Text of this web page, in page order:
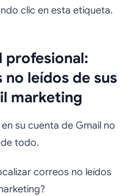
clic en esta etiqueta.
profesional:
leídos de sus
marketing
su cuenta de Gmail no
todo.
correos no leídos